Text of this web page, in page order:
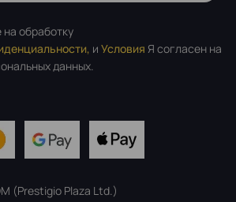
обработку
и Условия Я согласен на
данных.
(Prestigio Plaza Ltd.)